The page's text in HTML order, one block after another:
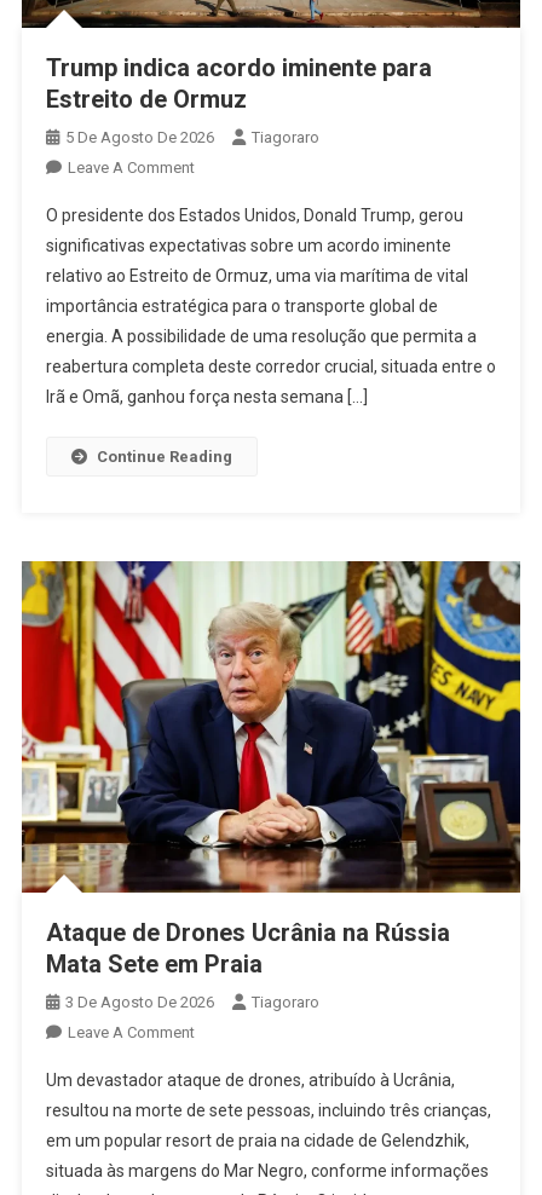
Trump indica acordo iminente para
Estreito de Ormuz
5 De Agosto De 2026
Tiagoraro
Leave A CommentOn
Indica
Acordo
Iminente
Para
Estreito
De
Ormuz
O presidente dos Estados Unidos, Donald Trump, gerou
significativas expectativas sobre um acordo iminente
relativo ao Estreito de Ormuz, uma via marítima de vital
importância estratégica para o transporte global de
energia. A possibilidade de uma resolução que permita a
reabertura completa deste corredor crucial, situada entre o
Irã e Omã, ganhou força nesta semana […]
Continue Reading
Ataque de Drones Ucrânia na Rússia
Mata Sete em Praia
3 De Agosto De 2026
Tiagoraro
Leave A CommentOn
De
Drones
Ucrânia
Na
Um devastador ataque de drones, atribuído à Ucrânia,
resultou na morte de sete pessoas, incluindo três crianças,
em um popular resort de praia na cidade de Gelendzhik,
situada às margens do Mar Negro, conforme informações